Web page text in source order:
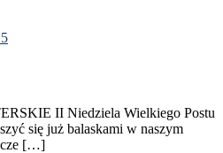
II Niedziela Wielkiego Postu
się już balaskami w naszym
[…]